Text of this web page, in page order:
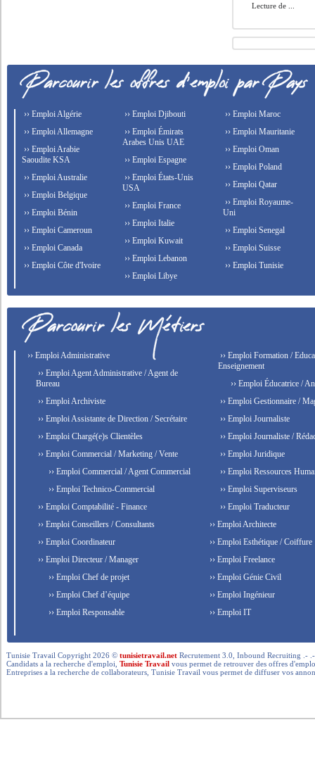
Lecture de ...
›› Emploi Algérie
›› Emploi Allemagne
›› Emploi Arabie
Saoudite KSA
›› Emploi Australie
›› Emploi Belgique
›› Emploi Bénin
›› Emploi Cameroun
›› Emploi Canada
›› Emploi Côte d'Ivoire
›› Emploi Djibouti
›› Emploi Émirats
Arabes Unis UAE
›› Emploi Espagne
›› Emploi États-Unis
USA
›› Emploi France
›› Emploi Italie
›› Emploi Kuwait
›› Emploi Lebanon
›› Emploi Libye
›› Emploi Maroc
›› Emploi Mauritanie
›› Emploi Oman
›› Emploi Poland
›› Emploi Qatar
›› Emploi Royaume-
Uni
›› Emploi Senegal
›› Emploi Suisse
›› Emploi Tunisie
›› Emploi Administrative
›› Emploi Agent Administrative / Agent de
Bureau
›› Emploi Archiviste
›› Emploi Assistante de Direction / Secrétaire
›› Emploi Chargé(e)s Clientèles
›› Emploi Commercial / Marketing / Vente
›› Emploi Commercial / Agent Commercial
›› Emploi Technico-Commercial
›› Emploi Comptabilité - Finance
›› Emploi Conseillers / Consultants
›› Emploi Coordinateur
›› Emploi Directeur / Manager
›› Emploi Chef de projet
›› Emploi Chef d’équipe
›› Emploi Responsable
›› Emploi Formation /
Enseignement
›› Emploi Éducatrice /
›› Emploi Gestionnaire /
›› Emploi Journaliste
›› Emploi Journaliste /
›› Emploi Juridique
›› Emploi Ressources
›› Emploi Superviseurs
›› Emploi Traducteur
›› Emploi Architecte
›› Emploi Esthétique / Coiffure
›› Emploi Freelance
›› Emploi Génie Civil
›› Emploi Ingénieur
›› Emploi IT
Tunisie Travail Copyright 2026 ©tunisietravail.net Recrutement 3.0, Inbound Recruiting .-
Candidats a la recherche d'emploi,Tunisie Travail vous permet de retrouver des offres
Entreprises a la recherche de collaborateurs, Tunisie Travail vous permet de diffuser vos